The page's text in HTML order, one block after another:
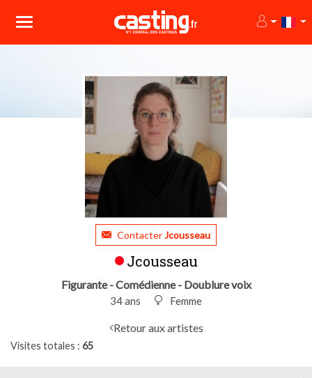
ContacterJcousseau
Jcousseau
Figurante - Comédienne - Doublure voix
34 ans Femme
Retour aux artistes
Visites totales 65